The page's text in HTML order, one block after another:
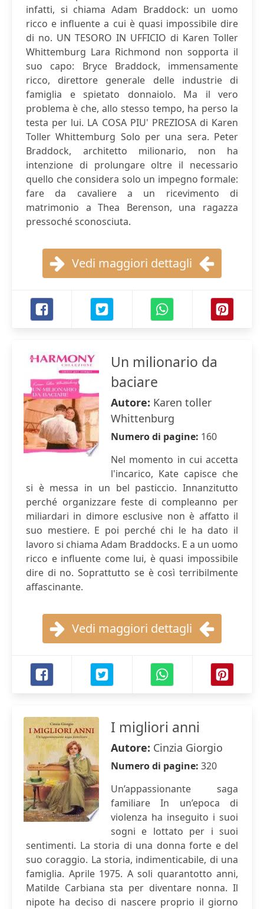
infatti, si chiama Adam Braddock: un uomo
ricco e influente a cui è quasi impossibile dire
di no. UN TESORO IN UFFICIO di Karen Toller
Whittemburg Lara Richmond non sopporta il
suo capo: Bryce Braddock, immensamente
ricco, direttore generale delle industrie di
famiglia e spietato donnaiolo. Ma il vero
problema è che, allo stesso tempo, ha perso la
testa per lui. LA COSA PIU' PREZIOSA di Karen
Toller Whittemburg Solo per una sera. Peter
Braddock, architetto milionario, non ha
intenzione di prolungare oltre il necessario
quello che considera solo un impegno formale:
fare da cavaliere a un ricevimento di
matrimonio a Thea Berenson, una ragazza
pressoché sconosciuta.
Vedi maggiori dettagli
Un milionario da
baciare
Autore: Karen toller
Whittenburg
Numero di pagine: 160
Nel momento in cui accetta
l'incarico, Kate capisce che
si è messa in un bel pasticcio. Innanzitutto
perché organizzare feste di compleanno per
miliardari in dimore esclusive non è affatto il
suo mestiere. E poi perché chi le ha dato il
lavoro si chiama Adam Braddocks. E a un uomo
ricco e influente come lui, è quasi impossibile
dire di no. Soprattutto se è così terribilmente
affascinante.
Vedi maggiori dettagli
I migliori anni
Autore: Cinzia Giorgio
Numero di pagine: 320
Un’appassionante saga
familiare In un’epoca di
violenza ha inseguito i suoi
sogni e lottato per i suoi
sentimenti. La storia di una donna forte e del
suo coraggio. La storia, indimenticabile, di una
famiglia. Aprile 1975. A soli quarantotto anni,
Matilde Carbiana sta per diventare nonna. Il
nipote ha deciso di nascere proprio il giorno